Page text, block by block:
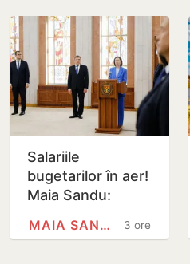
Salariile
bugetarilor în aer!
Maia Sandu:
septembrie ar
3 ore
MAIA SANDU